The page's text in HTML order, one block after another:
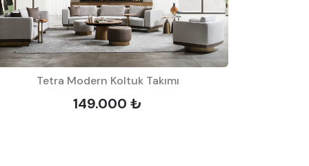
Tetra Modern Koltuk Takımı
149.000 ₺